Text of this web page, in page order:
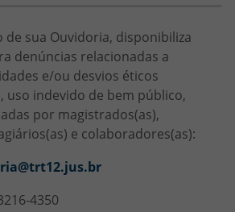
de sua Ouvidoria, disponibiliza
denúncias relacionadas a
e/ou desvios éticos
uso indevido de bem público,
por magistrados(as),
e colaboradores(as):
4350